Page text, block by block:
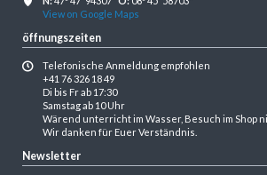
View on Google Maps
öffnungszeiten
Telefonische Anmeldung empfohlen
+41 76 326 18 49
Di bis Fr ab 17:30
Samstag ab 10 Uhr
Wärend unterricht im Wasser, Besuch im Shop
Wir danken für Euer Verständnis.
Newsletter